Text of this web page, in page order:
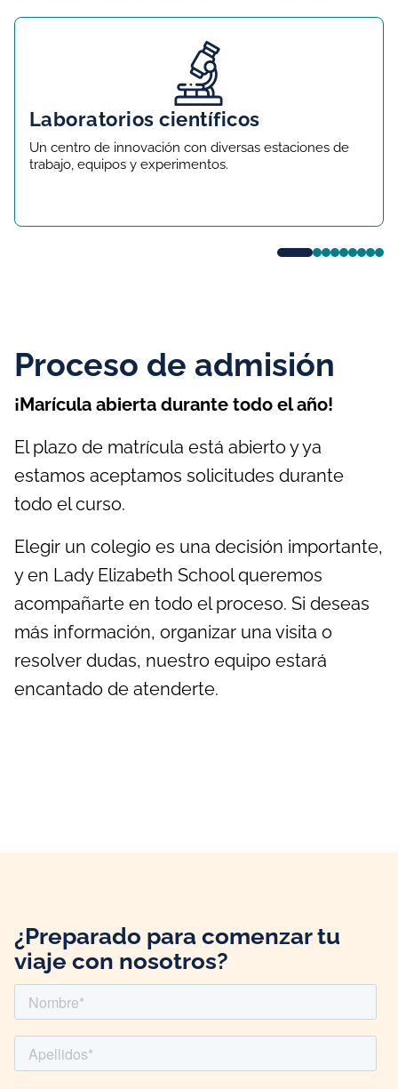
Laboratorios científicos
Un centro de innovación con diversas estaciones de
trabajo, equipos y experimentos.
Proceso de admisión
¡Marícula abierta durante todo el año!
El plazo de matrícula está abierto y ya
estamos aceptamos solicitudes durante
todo el curso.
Elegir un colegio es una decisión importante,
y en Lady Elizabeth School queremos
acompañarte en todo el proceso. Si deseas
más información, organizar una visita o
resolver dudas, nuestro equipo estará
encantado de atenderte.
¿Preparado para comenzar tu
viaje con nosotros?